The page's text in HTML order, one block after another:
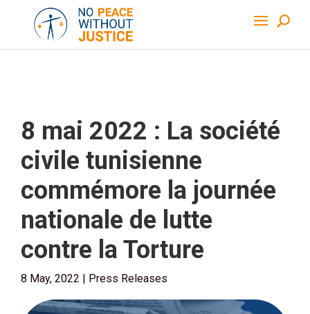
8 mai 2022 : La société
civile tunisienne
commémore la journée
nationale de lutte
contre la Torture
8 May, 2022 | Press Releases